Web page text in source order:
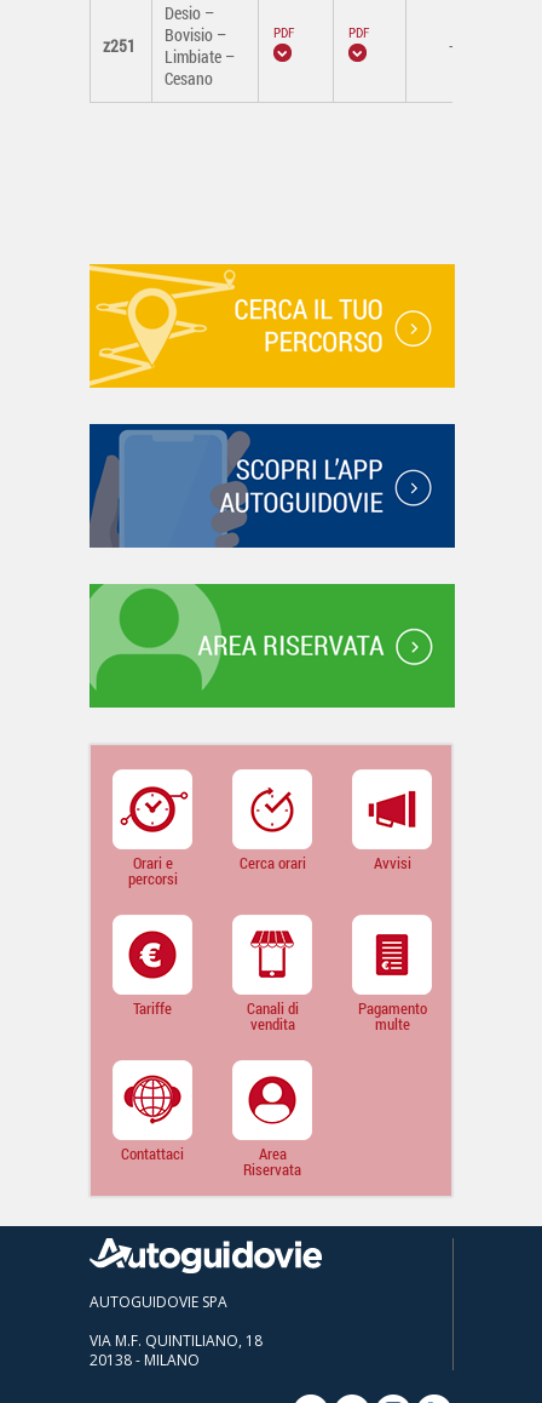
z251
Desio –
Bovisio –
Limbiate –
Cesano
-
Orari e
percorsi
Cerca orari Avvisi
Tariffe Canali di
vendita
Pagamento
multe
Contattaci Area
Riservata
AUTOGUIDOVIE SPA
VIA M.F. QUINTILIANO, 18
20138 - MILANO